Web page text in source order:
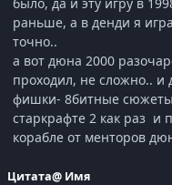
было, да и эту игру в
раньше, а в денди я
точно..
а вот дюна 2000
проходил, не сложно.. и
фишки- 8битные
старкрафте 2 как раз и
корабле от менторов
Цитата@ Имя